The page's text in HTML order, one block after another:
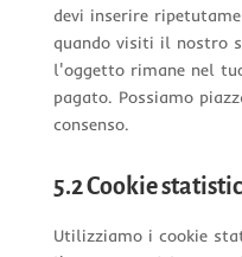
devi inserire
quando visiti il nostro
l'oggetto rimane nel
pagato. Possiamo
consenso.
5.2 Cookie
Utilizziamo i cookie